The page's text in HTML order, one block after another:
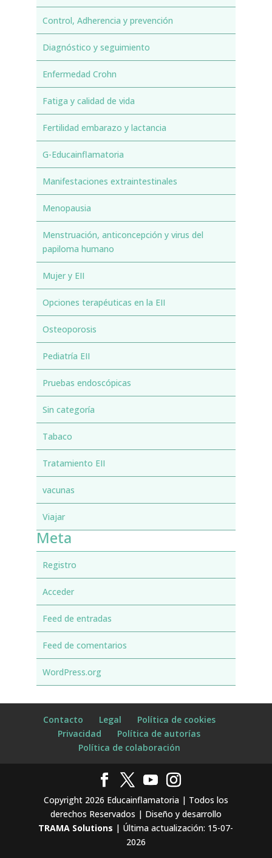
Control, Adherencia y prevención
Diagnóstico y seguimiento
Enfermedad Crohn
Fatiga y calidad de vida
Fertilidad embarazo y lactancia
G-Educainflamatoria
Manifestaciones extraintestinales
Menopausia
Menstruación, anticoncepción y virus del
papiloma humano
Mujer y EII
Opciones terapéuticas en la EII
Osteoporosis
Pediatría EII
Pruebas endoscópicas
Sin categoría
Tabaco
Tratamiento EII
vacunas
Viajar
Meta
Registro
Acceder
Feed de entradas
Feed de comentarios
WordPress.org
Contacto Legal
Política de cookies
Privacidad
Política de autorías
Política de colaboración
Copyright 2026 Educainflamatoria | Todos los
derechos Reservados | Diseño y desarrollo
TRAMA Solutions | Última actualización: 15-07-
2026